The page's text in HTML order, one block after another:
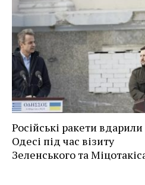
Російські ракети
Одесі під час візиту
Зеленського та